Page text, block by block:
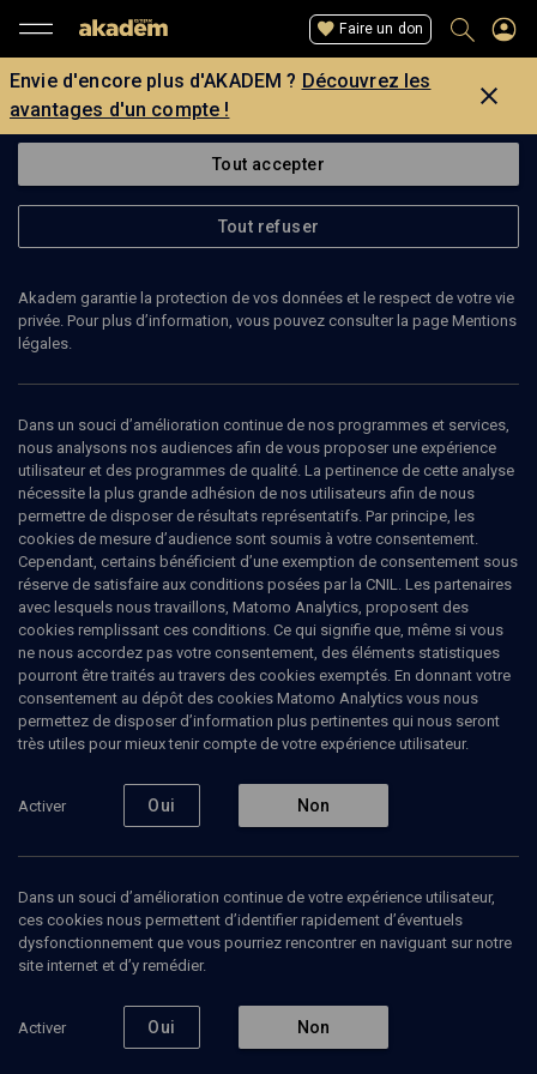
Faire un don
Envie d'encore plus d'AKADEM ? Découvrez les
avantages d'un compte !
Retour
Abonnez-vous à notre newsletter
La rédaction
Tout accepter
Tout refuser
Akadem garantie la protection de vos données et le respect de votre vie
privée. Pour plus d’information, vous pouvez consulter la page Mentions
légales.
Dans un souci d’amélioration continue de nos programmes et services,
nous analysons nos audiences afin de vous proposer une expérience
utilisateur et des programmes de qualité. La pertinence de cette analyse
nécessite la plus grande adhésion de nos utilisateurs afin de nous
permettre de disposer de résultats représentatifs. Par principe, les
cookies de mesure d’audience sont soumis à votre consentement.
Cependant, certains bénéficient d’une exemption de consentement sous
réserve de satisfaire aux conditions posées par la CNIL. Les partenaires
avec lesquels nous travaillons, Matomo Analytics, proposent des
cookies remplissant ces conditions. Ce qui signifie que, même si vous
ne nous accordez pas votre consentement, des éléments statistiques
pourront être traités au travers des cookies exemptés. En donnant votre
consentement au dépôt des cookies Matomo Analytics vous nous
permettez de disposer d’information plus pertinentes qui nous seront
très utiles pour mieux tenir compte de votre expérience utilisateur.
Activer Oui Non
Dans un souci d’amélioration continue de votre expérience utilisateur,
ces cookies nous permettent d’identifier rapidement d’éventuels
dysfonctionnement que vous pourriez rencontrer en naviguant sur notre
site internet et d’y remédier.
Activer Oui Non